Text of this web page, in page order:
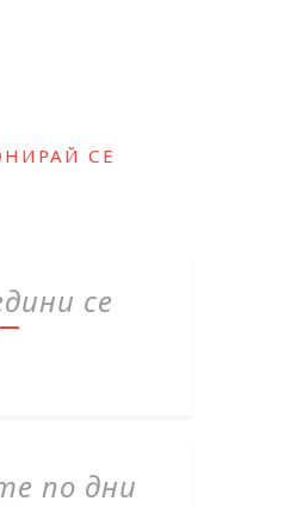
СЕ
се
по дни